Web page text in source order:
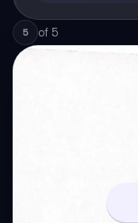
5 of 5